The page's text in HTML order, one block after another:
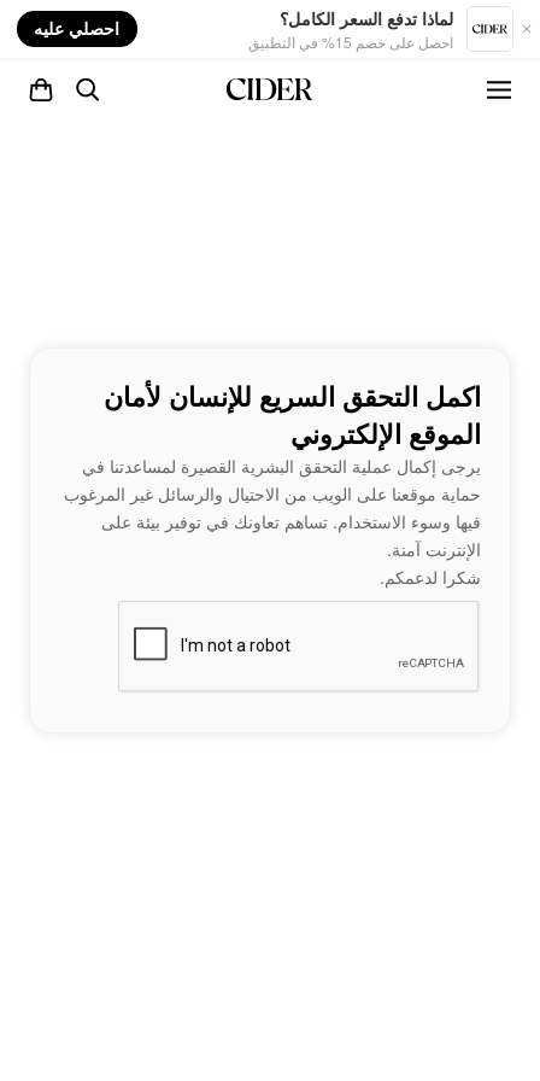
لماذا تدفع السعر الكامل؟
احصل على خصم 15% في التطبيق
احصلي عليه
اكمل التحقق السريع للإنسان لأمان
الموقع الإلكتروني
يرجى إكمال عملية التحقق البشرية القصيرة لمساعدتنا في
حماية موقعنا على الويب من الاحتيال والرسائل غير المرغوب
فيها وسوء الاستخدام. تساهم تعاونك في توفير بيئة على
الإنترنت آمنة.
شكرا لدعمكم.